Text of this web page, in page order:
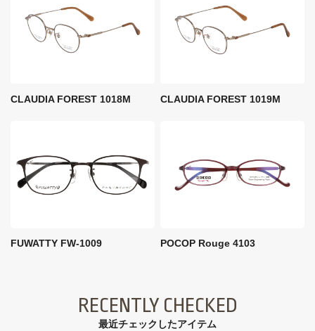
CLAUDIA FOREST 1018M CLAUDIA FOREST 1019M
FUWATTY FW-1009 POCOP Rouge 4103
RECENTLY CHECKED
最近チェックしたアイテム